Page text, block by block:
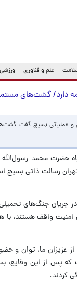
علم و فناوری ورزشی
دارد/ گشت‌های
و عملیاتی بسیج گفت
حضرت محمد
رسالت ذاتی بسیج
واقف هستند، با
ما، توان و
پس از این وقایع،
کردند.